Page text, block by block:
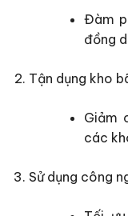
Đàm
đồng
Tận dụng kho
Giảm
các
Sử dụng công